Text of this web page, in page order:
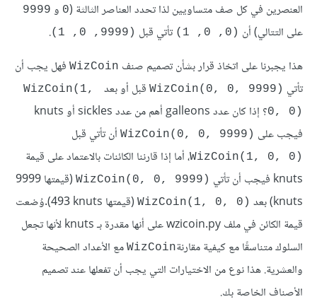
العنصرين في كل صف متساويين لذا تحدد العناصر الثالثة (0 و 9999
على التتالي) أن (0, 0, 1) تأتي قبل (9999, 0, 1)
.
هذا يجبرنا على اتخاذ قرار بشأن تصميم صنف WizCoin فهل يجب أن
تأتي WizCoin(0, 0, 9999)‎ قبل أو بعد
WizCoin(1,
0, 0)‎
؟ إذا كان عدد galleons أهم من عدد sickles أو knuts
فيجب على WizCoin(0, 0, 9999)‎ أن تأتي قبل
WizCoin(1, 0, 0)‎، أما إذا قارننا الكائنات بالاعتماد على قيمة
knuts فيجب أن تأتي
WizCoin(0, 0, 9999)‎
(قيمتها ‎9999
knuts) بعد
WizCoin(1, 0, 0)‎
(قيمتها 493‎ knuts).وُضعت
قيمة الكائن في ملف wzicoin.py على أنها مقدرة بـ knuts لأنها تجعل
السلوك متناسقًا مع كيفية مقارنةWizCoin مع الأعداد الصحيحة
والعشرية. هذا نوع من الاختيارات التي يجب أن تفعلها عند تصميم
الأصناف الخاصة بك.